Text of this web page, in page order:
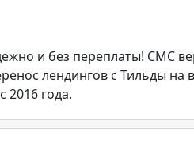
и без переплаты! СМС
лендингов с Тильды на
2016 года.